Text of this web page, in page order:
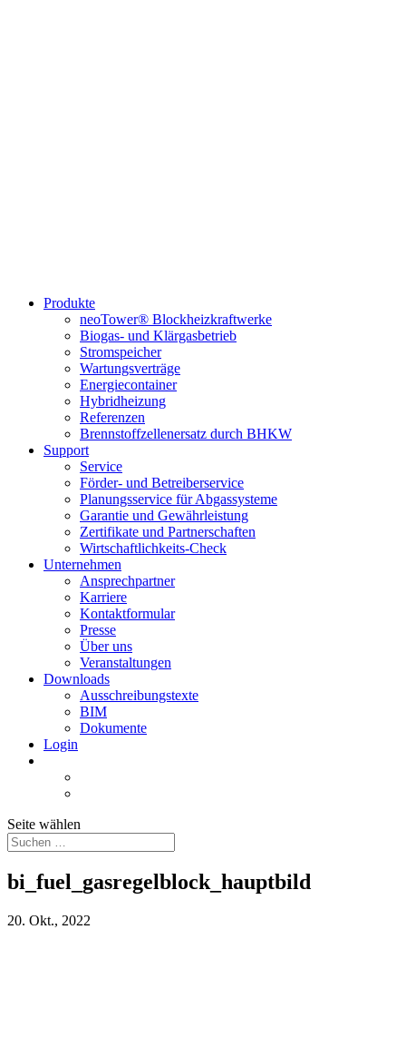
Produkte
neoTower® Blockheizkraftwerke
Biogas- und Klärgasbetrieb
Stromspeicher
Wartungsverträge
Energiecontainer
Hybridheizung
Referenzen
Brennstoffzellenersatz durch BHKW
Support
Service
Förder- und Betreiberservice
Planungsservice für Abgassysteme
Garantie und Gewährleistung
Zertifikate und Partnerschaften
Wirtschaftlichkeits-Check
Unternehmen
Ansprechpartner
Karriere
Kontaktformular
Presse
Über uns
Veranstaltungen
Downloads
Ausschreibungstexte
BIM
Dokumente
Login
Seite wählen
bi_fuel_gasregelblock_hauptbild
20. Okt., 2022